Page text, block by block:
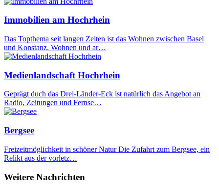
Immobilien am Hochrhein
Das Topthema seit langen Zeiten ist das Wohnen zwischen Basel
und Konstanz. Wohnen und ar…
Medienlandschaft Hochrhein
Geprägt duch das Drei-Länder-Eck ist natürlich das Angebot an
Radio, Zeitungen und Fernse…
Bergsee
Freizeitmöglichkeit in schöner Natur Die Zufahrt zum Bergsee, ein
Relikt aus der vorletz…
Weitere Nachrichten